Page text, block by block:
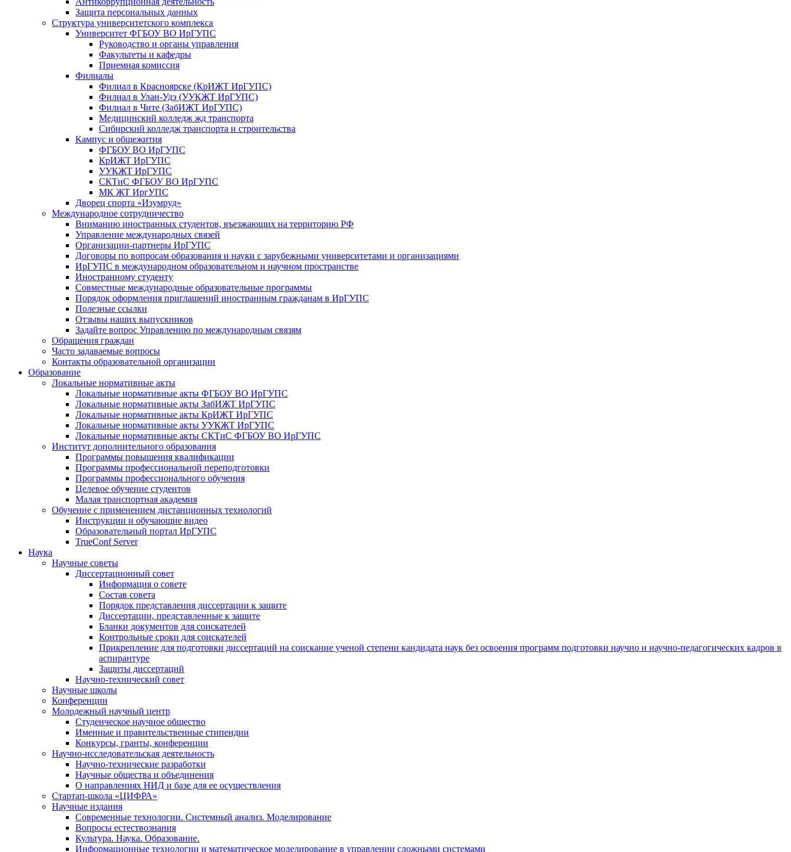
Защита персональных данных
Структура университетского комплекса
Университет ФГБОУ ВО ИрГУПС
Руководство и органы управления
Факультеты и кафедры
Приемная комиссия
Филиалы
Филиал в Красноярске (КрИЖТ ИрГУПС)
Филиал в Улан-Удэ (УУКЖТ ИрГУПС)
Филиал в Чите (ЗабИЖТ ИрГУПС)
Медицинский колледж жд транспорта
Сибирский колледж транспорта и строительства
Кампус и общежития
ФГБОУ ВО ИрГУПС
КрИЖТ ИрГУПС
УУКЖТ ИрГУПС
СКТиС ФГБОУ ВО ИрГУПС
МК ЖТ ИргУПС
Дворец спорта «Изумруд»
Международное сотрудничество
Вниманию иностранных студентов, въезжающих на территорию РФ
Управление международных связей
Организации-партнеры ИрГУПС
Договоры по вопросам образования и науки с зарубежными университетами и организациями
ИрГУПС в международном образовательном и научном пространстве
Иностранному студенту
Совместные международные образовательные программы
Порядок оформления приглашений иностранным гражданам в ИрГУПС
Полезные ссылки
Отзывы наших выпускников
Задайте вопрос Управлению по международным связям
Обращения граждан
Часто задаваемые вопросы
Контакты образовательной организации
Образование
Локальные нормативные акты
Локальные нормативные акты ФГБОУ ВО ИрГУПС
Локальные нормативные акты ЗабИЖТ ИрГУПС
Локальные нормативные акты КрИЖТ ИрГУПС
Локальные нормативные акты УУКЖТ ИрГУПС
Локальные нормативные акты СКТиС ФГБОУ ВО ИрГУПС
Институт дополнительного образования
Программы повышения квалификации
Программы профессиональной переподготовки
Программы профессионального обучения
Целевое обучение студентов
Малая транспортная академия
Обучение с применением дистанционных технологий
Инструкции и обучающие видео
Образовательный портал ИрГУПС
TrueConf Server
Наука
Научные советы
Диссертационный совет
Информация о совете
Состав совета
Порядок представления диссертации к защите
Диссертации, представленные к защите
Бланки документов для соискателей
Контрольные сроки для соискателей
Прикрепление для подготовки диссертаций на соискание ученой степени кандидата наук без освоения программ подготовки научно и научно-педагогических кадров в
аспирантуре
Защиты диссертаций
Научно-технический совет
Научные школы
Конференции
Молодежный научный центр
Студенческое научное общество
Именные и правительственные стипендии
Конкурсы, гранты, конференции
Научно-исследовательская деятельность
Научно-технические разработки
Научные общества и объединения
О направлениях НИД и базе для ее осуществления
Стартап-школа «ЦИФРА»
Научные издания
Современные технологии. Системный анализ. Моделирование
Вопросы естествознания
Культура. Наука. Образование.
Информационные технологии и математическое моделирование в управлении сложными системами